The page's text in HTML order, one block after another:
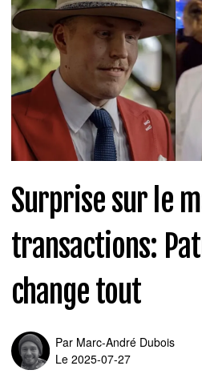
Surprise sur le
transactions:
change tout
Par Marc-André Dubois
Le 2025-07-27